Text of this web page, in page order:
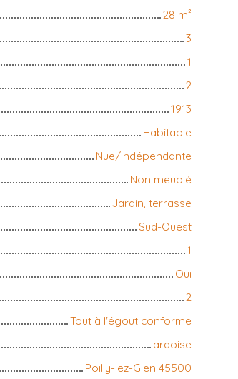
28 m²
3
1
2
1913
Habitable
Nue/Indépendante
Non meublé
Jardin, terrasse
Sud-Ouest
1
Oui
2
Tout à l'égout conforme
ardoise
Poilly-lez-Gien 45500